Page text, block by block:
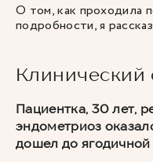
О том, как проходила
подробности, я
Клинический
Пациентка, 30 лет,
эндометриоз
дошел до ягодичной